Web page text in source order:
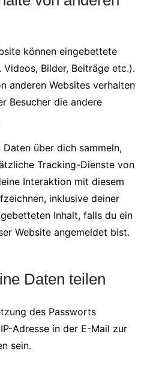
können eingebettete
Bilder, Beiträge etc.).
anderen Websites verhalten
Besucher die andere
Daten über dich sammeln,
Tracking-Dienste von
Interaktion mit diesem
inklusive deiner
Inhalt, falls du ein
Website angemeldet bist.
Daten teilen
des Passworts
Adresse in der E-Mail zur
sein.